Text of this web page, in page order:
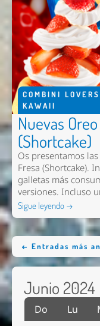
COMBINI LOVERS
KAWAII
Nuevas
(Shortcake)
Os presentamos
Fresa (Shortcake).
galletas más
versiones. Incluso
Sigue leyendo →
← Entradas más
Junio 2024
Do Lu